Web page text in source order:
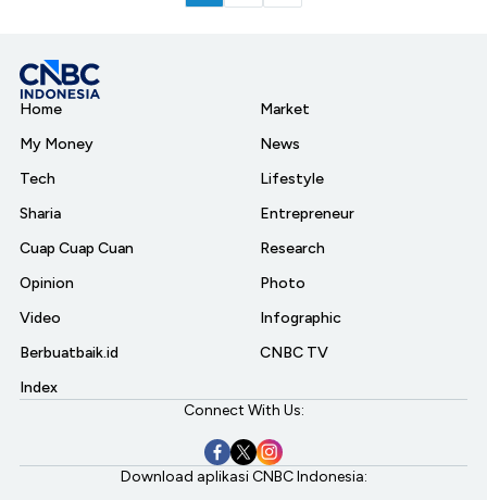
Home
My Money
Tech
Sharia
Cuap Cuap Cuan
Opinion
Video
Berbuatbaik.id
Index
Market
News
Lifestyle
Entrepreneur
Research
Photo
Infographic
CNBC TV
Connect With Us:
Download aplikasi CNBC Indonesia: